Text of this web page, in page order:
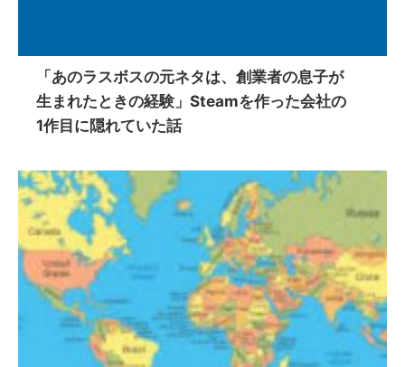
「あのラスボスの元ネタは、創業者の息子が
生まれたときの経験」Steamを作った会社の
1作目に隠れていた話